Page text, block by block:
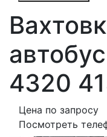
4320
Цена по запросу
Посмотреть